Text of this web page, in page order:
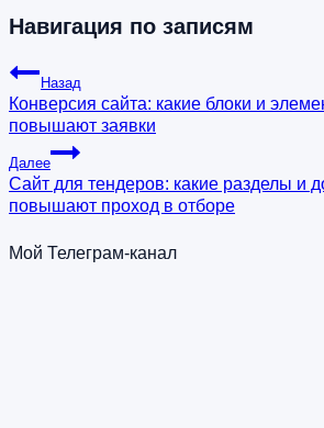
Навигация по записям
Назад
Конверсия сайта: какие блоки и
повышают заявки
Далее
Сайт для тендеров: какие разделы и
повышают проход в отборе
Мой Телеграм-канал